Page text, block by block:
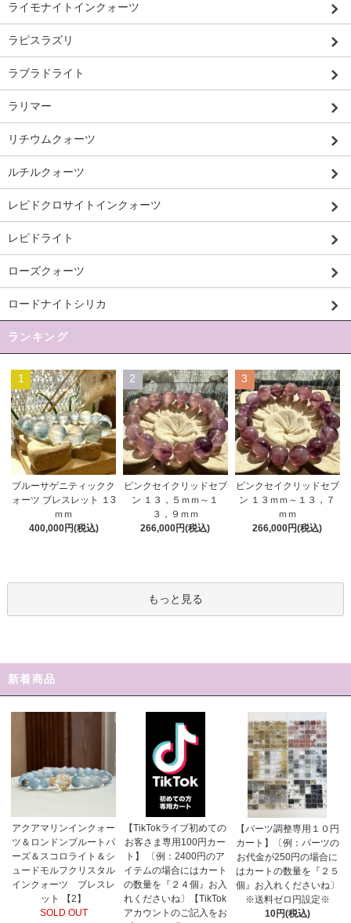
ライモナイトインクォーツ
ラピスラズリ
ラブラドライト
ラリマー
リチウムクォーツ
ルチルクォーツ
レピドクロサイトインクォーツ
レピドライト
ローズクォーツ
ロードナイトシリカ
ランキング
1
ブルーサゲニティックク
ォーツ ブレスレット １3
ｍｍ
400,000円(税込)
2
ピンクセイクリッドセブ
ン １３，５ｍｍ～１
３，９ｍｍ
266,000円(税込)
3
ピンクセイクリッドセブ
ン １３ｍｍ～１３，７
ｍｍ
266,000円(税込)
もっと見る
新着商品
アクアマリンインクォー
ツ＆ロンドンブルートパ
ーズ＆スコロライト＆シ
ュードモルフクリスタル
インクォーツ ブレスレ
ット 【2】
SOLD OUT
【TikTokライブ初めての
お客さま専用100円カー
ト】 〔例：2400円のア
イテムの場合にはカート
の数量を『２４個』お入
れくださいね〕【TikTok
アカウントのご記入をお
【パーツ調整専用１０円
カート】〔例：パーツの
お代金が250円の場合に
はカートの数量を『２５
個』お入れくださいね〕
※送料ゼロ円設定※
10円(税込)